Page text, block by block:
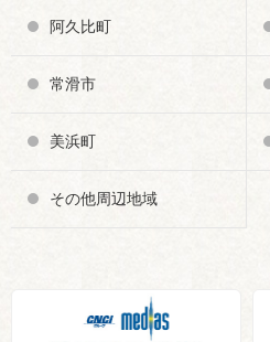
阿久比町
常滑市
美浜町
その他周辺地域